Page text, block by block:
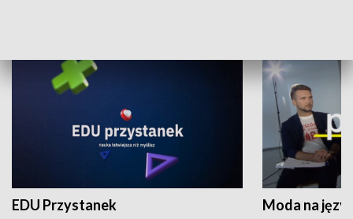
EDU Przystanek Moda na